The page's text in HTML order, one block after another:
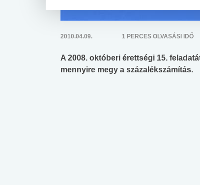
2010.04.09. 1 PERCES OLVASÁSI IDŐ
A 2008. októberi érettségi 15.
mennyire megy a százalékszámítás.